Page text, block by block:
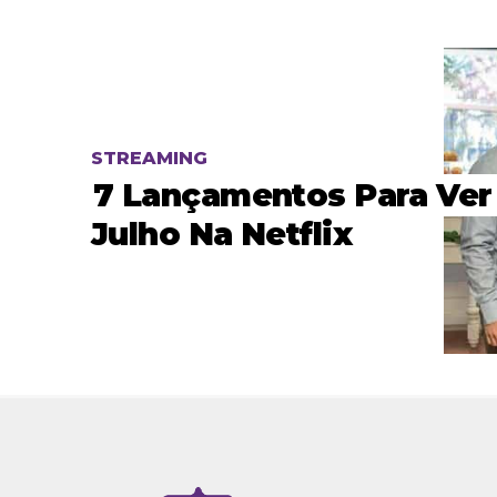
STREAMING
7 Lançamentos Para
Julho Na Netflix